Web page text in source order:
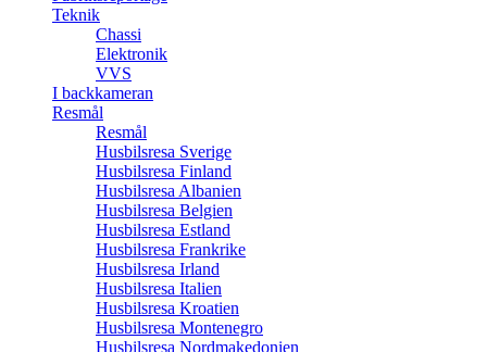
Teknik
Chassi
Elektronik
VVS
I backkameran
Resmål
Resmål
Husbilsresa Sverige
Husbilsresa Finland
Husbilsresa Albanien
Husbilsresa Belgien
Husbilsresa Estland
Husbilsresa Frankrike
Husbilsresa Irland
Husbilsresa Italien
Husbilsresa Kroatien
Husbilsresa Montenegro
Husbilsresa Nordmakedonien